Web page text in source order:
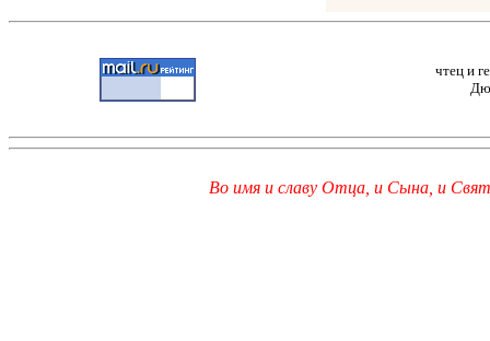
чтец и
Во имя и славу Отца, и Сына, и